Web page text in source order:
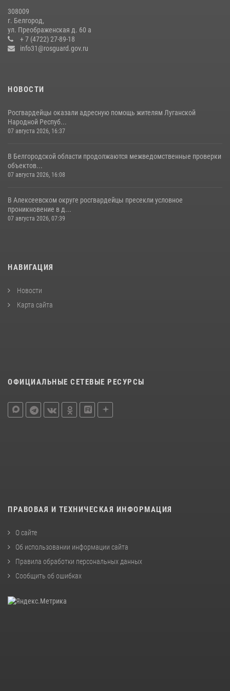
В Белгороде росгвардейцы приняли участие в круглом столе с
представителем Российского общества «Знание»
17 июля 2026, 07:10
308009
г. Белгород,
ул. Преображенская д. 60 а
+ 7 (4722) 27-89-18
info31@rosguard.gov.ru
НОВОСТИ
Росгвардейцы оказали адресную помощь жителям Луганской
Народной Респуб...
07 августа 2026, 16:37
В Белгородской области продолжаются межведомственные проверки
объектов...
07 августа 2026, 16:08
В Алексеевском округе росгвардейцы пресекли условное
проникновение в д...
07 августа 2026, 07:39
НАВИГАЦИЯ
Новости
Карта сайта
ОФИЦИАЛЬНЫЕ СЕТЕВЫЕ РЕСУРСЫ
ПРАВОВАЯ И ТЕХНИЧЕСКАЯ ИНФОРМАЦИЯ
О сайте
Об использовании информации сайта
Правила обработки персональных данных
Сообщить об ошибках